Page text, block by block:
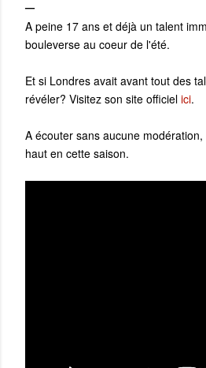
A peine 17 ans et déjà un talent
bouleverse au coeur de l'été.
Et si Londres avait avant tout des
révéler? Visitez son site officiel ici.
A écouter sans aucune
haut en cette saison.